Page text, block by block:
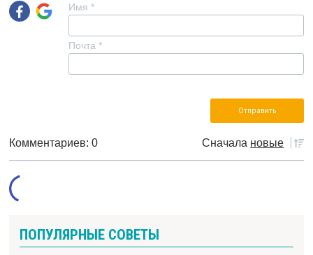
Имя *
Почта *
Комментариев: 0 Сначала новые
ПОПУЛЯРНЫЕ СОВЕТЫ